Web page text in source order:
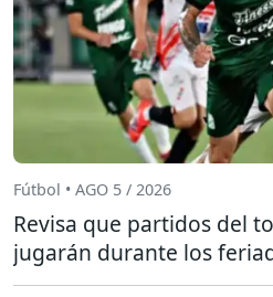
Fútbol • AGO 5 / 2026
Revisa que partidos del
jugarán durante los